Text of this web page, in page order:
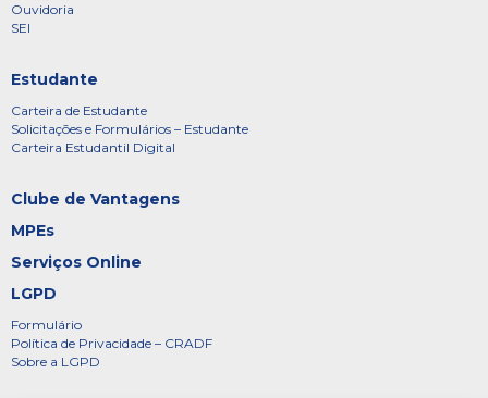
Ouvidoria
SEI
Estudante
Carteira de Estudante
Solicitações e Formulários – Estudante
Carteira Estudantil Digital
Clube de Vantagens
MPEs
Serviços Online
LGPD
Formulário
Política de Privacidade – CRADF
Sobre a LGPD